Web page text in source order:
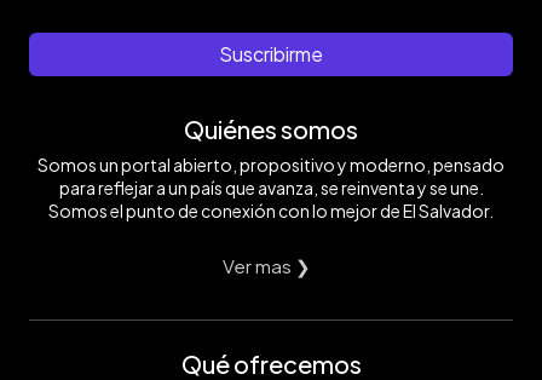
Suscribirme
Quiénes somos
Somos un portal abierto, propositivo y moderno, pensado
para reflejar a un país que avanza, se reinventa y se une.
Somos el punto de conexión con lo mejor de El Salvador.
Ver mas ❯
Qué ofrecemos